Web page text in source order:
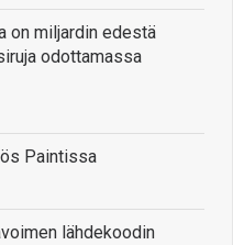
on miljardin edestä
odottamassa
Paintissa
lähdekoodin